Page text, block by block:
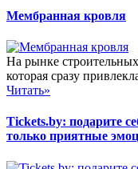
Мембранная кровля
На рынке
которая сразу
Читать»
Tickets.by: подарите
только приятные